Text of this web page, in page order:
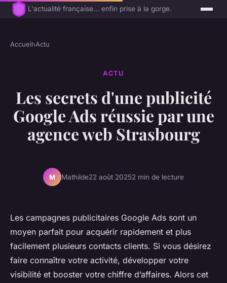
L'actualité française... enfin prise à la gorge.
Accueil›Actu
ACTU
Les secrets d'une publicité
Google Ads réussie par une
agence web Strasbourg
M Mathilde22 août 20252 min de lecture
Les campagnes publicitaires Google Ads sont un
moyen parfait pour acquérir rapidement et plus
facilement plusieurs contacts clients. Si vous désirez
faire connaître votre activité, développer votre
visibilité et booster votre chiffre d’affaires. Alors cet